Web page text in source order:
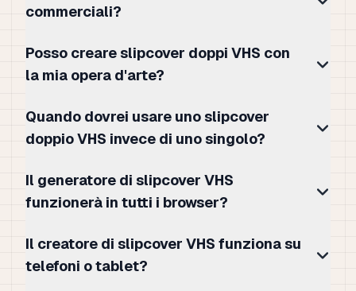
commerciali?
Posso creare slipcover doppi VHS con
la mia opera d'arte?
Quando dovrei usare uno slipcover
doppio VHS invece di uno singolo?
Il generatore di slipcover VHS
funzionerà in tutti i browser?
Il creatore di slipcover VHS funziona su
telefoni o tablet?